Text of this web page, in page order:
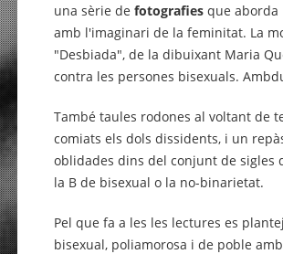
una sèrie de fotografies que aborda
amb l'imaginari de la feminitat. La
"Desbiada", de la dibuixant Maria
contra les persones bisexuals.
També taules rodones al voltant de
comiats els dols dissidents, i un
oblidades dins del conjunt de sigles
la B de bisexual o la no-binarietat.
Pel que fa a les les lectures es
bisexual, poliamorosa i de poble